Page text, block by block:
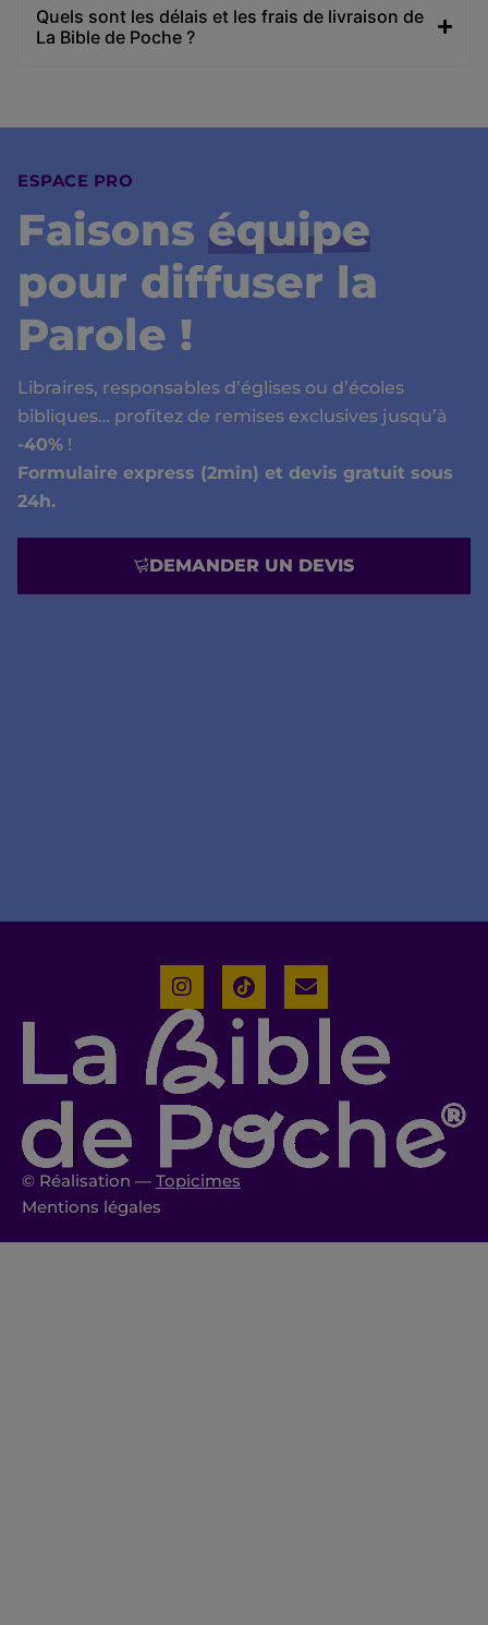
Quels sont les délais et les frais de livraison de
La Bible de Poche ?
ESPACE PRO
Faisons équipe
pour diffuser la
Parole !
Libraires, responsables d’églises ou d’écoles
bibliques… profitez de remises exclusives jusqu’à
-40% !
Formulaire express (2min) et devis gratuit sous
24h.
DEMANDER UN DEVIS
© Réalisation — Topicimes
Mentions légales